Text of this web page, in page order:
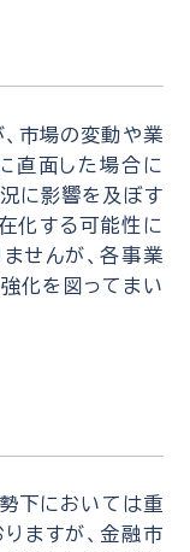
市場の変動や業
直面した場合に
に影響を及ぼす
化する可能性に
せんが、各事業
化を図ってまい
下においては重
ますが、金融市